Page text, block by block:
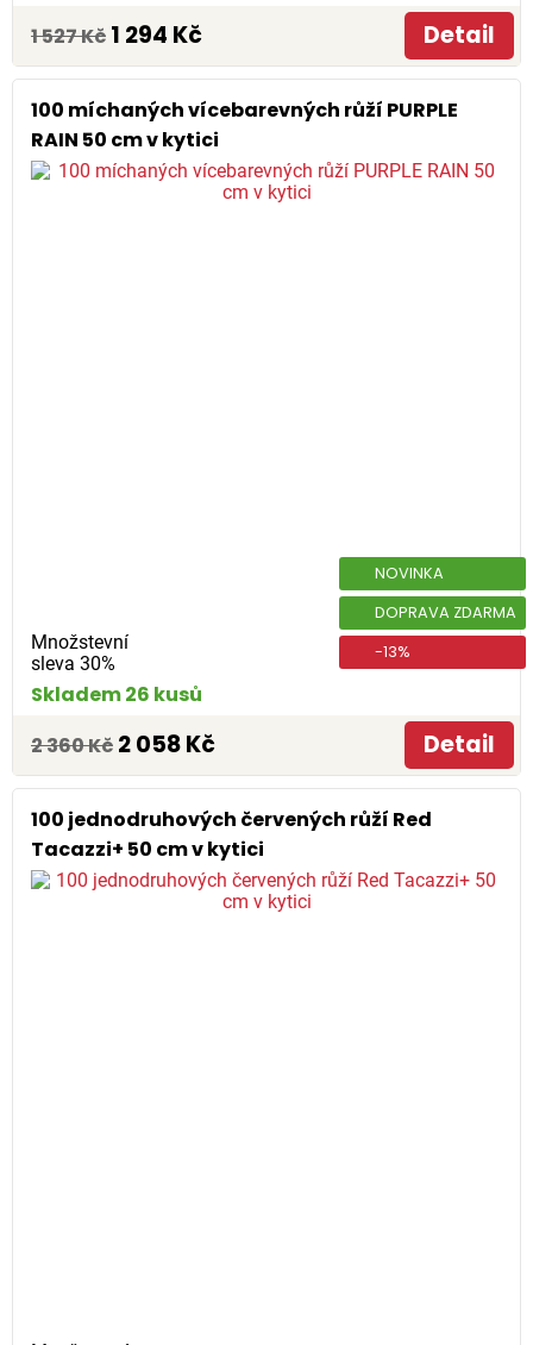
1 527 Kč 1 294 Kč Detail
100 míchaných vícebarevných růží PURPLE
RAIN 50 cm v kytici
Množstevní
sleva 30%
NOVINKA
DOPRAVA ZDARMA
-13%
Skladem 26 kusů
2 360 Kč 2 058 Kč Detail
100 jednodruhových červených růží Red
Tacazzi+ 50 cm v kytici